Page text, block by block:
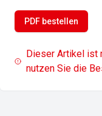
PDF bestellen
Dieser Artikel ist
nutzen Sie die